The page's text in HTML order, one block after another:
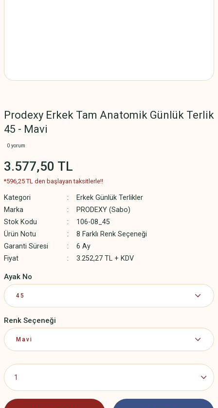
Prodexy Erkek Tam Anatomik Günlük Terlik
45 - Mavi
0 yorum
3.577,50 TL
*596,25 TL den başlayan taksitlerle!!
Kategori
Erkek Günlük Terlikler
Marka
PRODEXY (Sabo)
Stok Kodu
106-08_45
Ürün Notu
8 Farklı Renk Seçeneği
Garanti Süresi
6 Ay
Fiyat
3.252,27 TL + KDV
Ayak No
Renk Seçeneği